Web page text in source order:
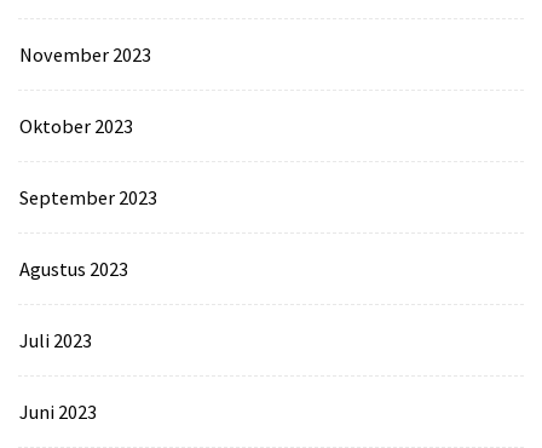
November 2023
Oktober 2023
September 2023
Agustus 2023
Juli 2023
Juni 2023